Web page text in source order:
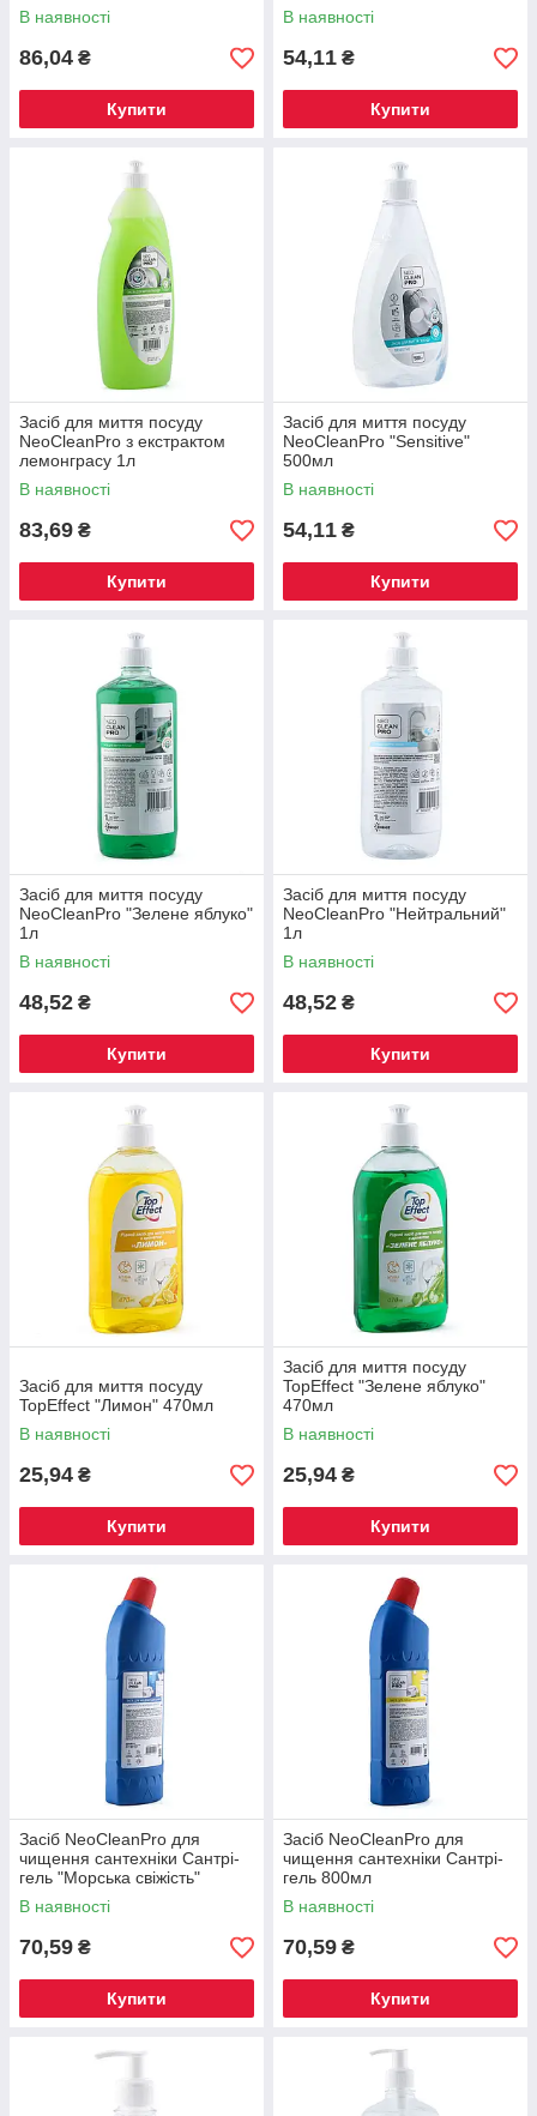
В наявності
86,04 ₴
Купити
В наявності
54,11 ₴
Купити
Засіб для миття посуду
NeoCleanPro з екстрактом
лемонграсу 1л
В наявності
83,69 ₴
Купити
Засіб для миття посуду
NeoCleanPro "Sensitive"
500мл
В наявності
54,11 ₴
Купити
Засіб для миття посуду
NeoCleanPro "Зелене яблуко"
1л
В наявності
48,52 ₴
Купити
Засіб для миття посуду
NeoCleanPro "Нейтральний"
1л
В наявності
48,52 ₴
Купити
Засіб для миття посуду
TopEffect "Лимон" 470мл
В наявності
25,94 ₴
Купити
Засіб для миття посуду
TopEffect "Зелене яблуко"
470мл
В наявності
25,94 ₴
Купити
Засіб NeoCleanPro для
чищення сантехніки Сантрі-
гель "Морська свіжість"
800мл
В наявності
70,59 ₴
Купити
Засіб NeoCleanPro для
чищення сантехніки Сантрі-
гель 800мл
В наявності
70,59 ₴
Купити